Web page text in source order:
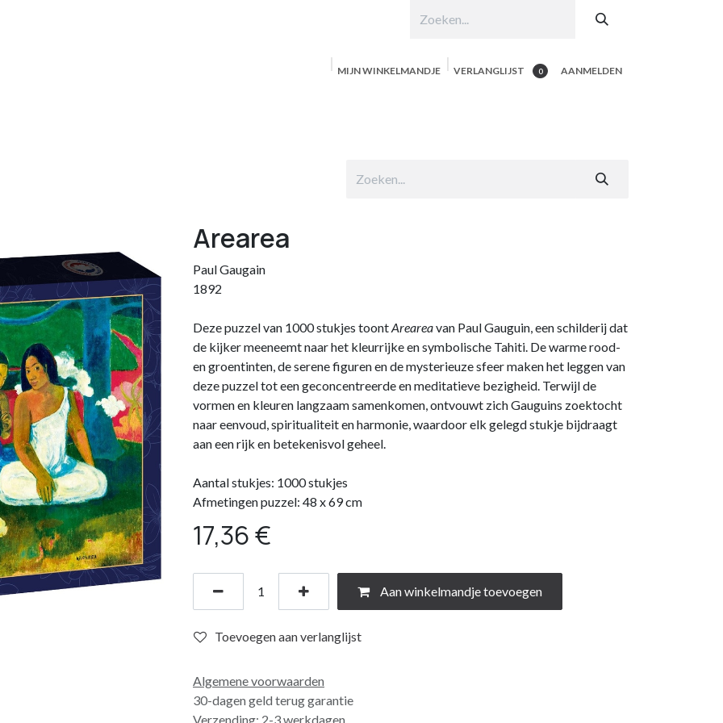
MIJN WINKELMANDJE 0
VERLANGLIJST AANMELDEN
Arearea
Paul Gaugain
1892
Deze puzzel van 1000 stukjes toontAreareavan Paul Gauguin, een schilderij dat
de kijker meeneemt naar het kleurrijke en symbolische Tahiti. De warme rood-
en groentinten, de serene figuren en de mysterieuze sfeer maken het leggen van
deze puzzel tot een geconcentreerde en meditatieve bezigheid. Terwijl de
vormen en kleuren langzaam samenkomen, ontvouwt zich Gauguins zoektocht
naar eenvoud, spiritualiteit en harmonie, waardoor elk gelegd stukje bijdraagt
aan een rijk en betekenisvol geheel.
Aantal stukjes: 1000 stukjes
Afmetingen puzzel: 48 x 69 cm
17,36€
Aan winkelmandje toevoegen
Toevoegen aan verlanglijst
Algemene voorwaarden
30-dagen geld terug garantie
Verzending: 2-3 werkdagen